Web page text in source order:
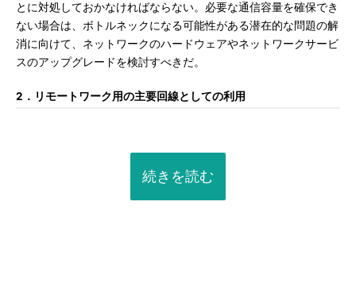
とに対処しておかなければならない。必要な通信容量を確保でき
ない場合は、ボトルネックになる可能性がある潜在的な問題の解
消に向けて、ネットワークのハードウェアやネットワークサービ
スのアップグレードを検討すべきだ。
2．リモートワーク用の主要回線としての利用
続きを読む